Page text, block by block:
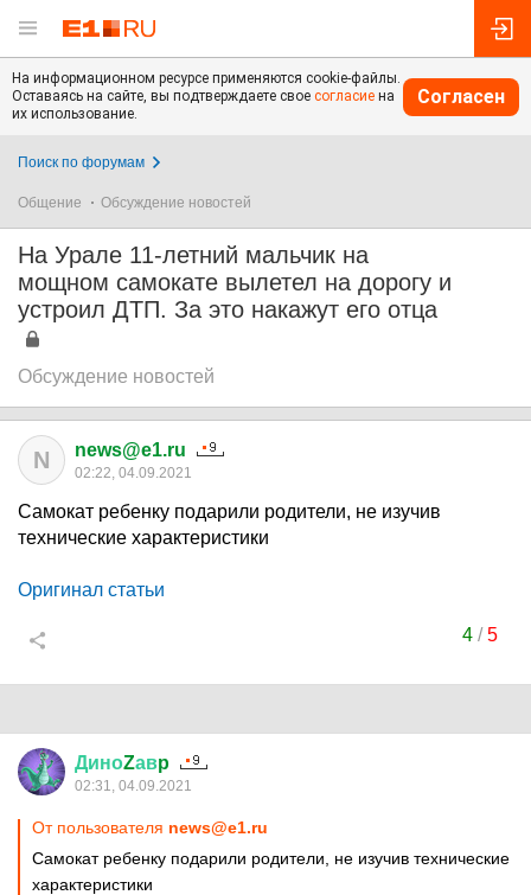
На информационном ресурсе применяются cookie-файлы.
Оставаясь на сайте, вы подтверждаете свое согласие на
их использование.
Согласен
Поиск по форумам
Общение Обсуждение новостей
На Урале 11-летний мальчик на
мощном самокате вылетел на дорогу и
устроил ДТП. За это накажут его отца
Обсуждение новостей
N news@e1.ru
02:22, 04.09.2021
Самокат ребенку подарили родители, не изучив
технические характеристики
Оригинал статьи
4/5
ДиноZавp
02:31, 04.09.2021
От пользователя news@e1.ru
Самокат ребенку подарили родители, не изучив технические
характеристики